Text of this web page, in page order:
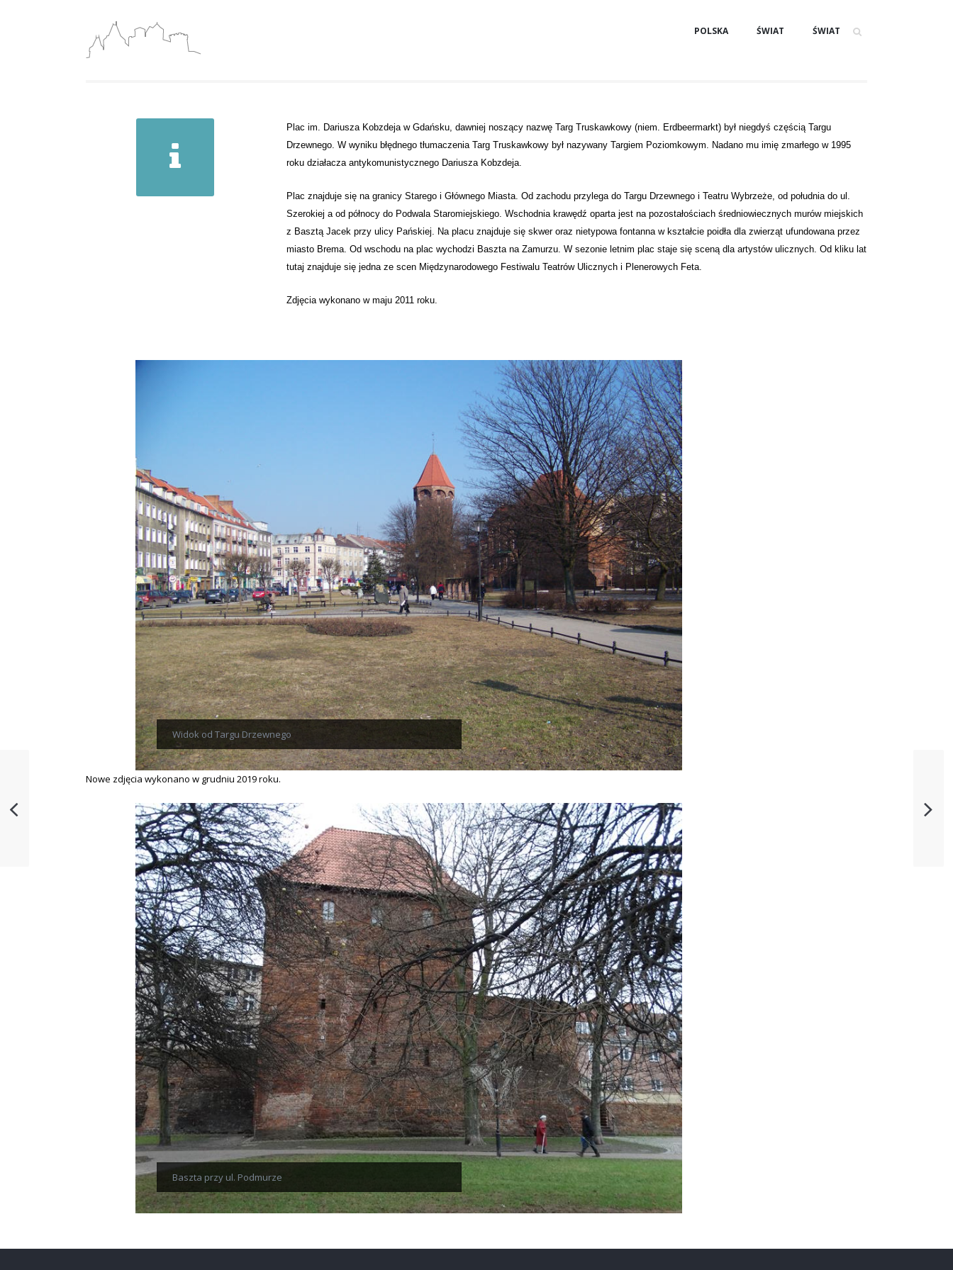
POLSKA ŚWIAT ŚWIAT
Plac im. Dariusza Kobzdeja wGdańsku, dawniej noszący nazwę Targ Truskawkowy (niem. Erdbeermarkt) był niegdyś częściąTargu
Drzewnego. W wyniku błędnego tłumaczenia Targ Truskawkowy był nazywany Targiem Poziomkowym. Nadano mu imię zmarłego w 1995
roku działacza antykomunistycznego Dariusza Kobzdeja.
Plac znajduje się na granicy Starego i Głównego Miasta. Od zachodu przylega do Targu Drzewnego i Teatru Wybrzeże, od południa doul.
Szerokiej a od północy do Podwala Staromiejskiego. Wschodnia krawędź oparta jest na pozostałościachśredniowiecznych murów miejskich
z Basztą Jacek przy ulicy Pańskiej. Na placu znajduje się skwer oraz nietypowa fontanna w kształcie poidła dla zwierząt ufundowana przez
miasto Brema. Od wschodu na plac wychodzi Baszta na Zamurzu. W sezonie letnim plac staje się sceną dla artystów ulicznych. Od kliku lat
tutaj znajduje się jedna ze scen Międzynarodowego Festiwalu Teatrów Ulicznych i Plenerowych Feta.
Zdjęcia wykonano w maju 2011 roku.
Widok od Targu Drzewnego
Nowe zdjęcia wykonano w grudniu 2019 roku.
Baszta przy ul. Podmurze